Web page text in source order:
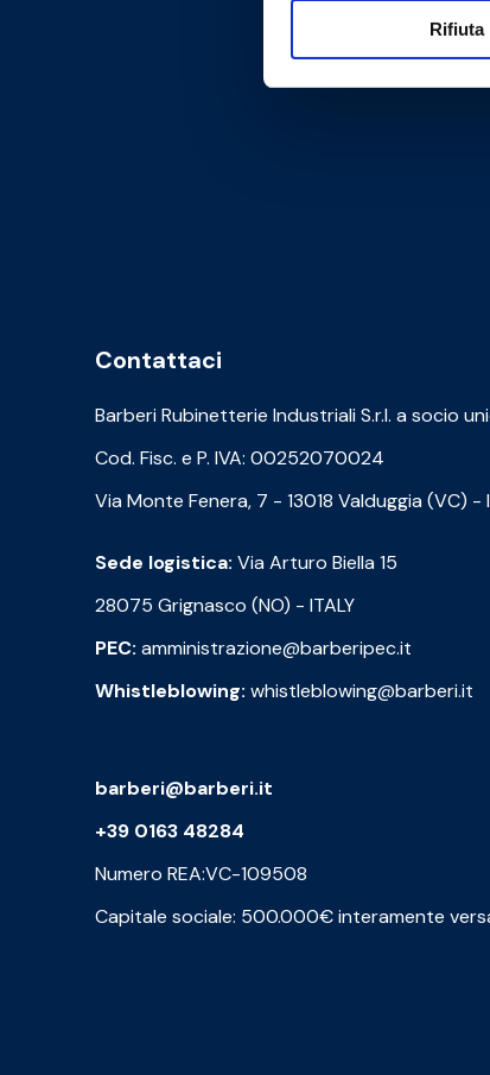
Rifiuta
Contattaci
Barberi Rubinetterie Industriali S.r.l. a socio
Cod. Fisc. e P. IVA: 00252070024
Via Monte Fenera, 7 - 13018 Valduggia (VC) -
Sede logistica: Via Arturo Biella 15
28075 Grignasco (NO) - ITALY
PEC: amministrazione@barberipec.it
Whistleblowing: whistleblowing@barberi.it
barberi@barberi.it
+39 0163 48284
Numero REA:VC-109508
Capitale sociale: 500.000€ interamente